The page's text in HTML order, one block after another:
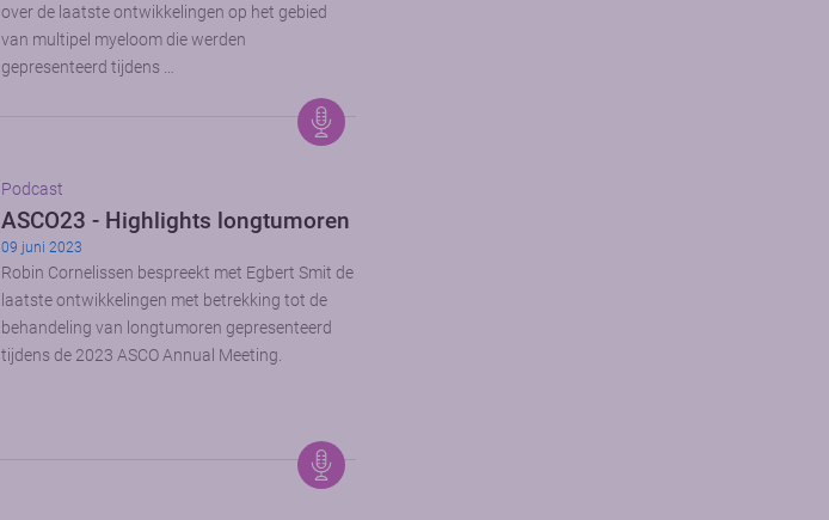
over de laatste ontwikkelingen op het gebied
van multipel myeloom die werden
gepresenteerd tijdens …
Podcast
ASCO23 - Highlights longtumoren
09 juni 2023
Robin Cornelissen bespreekt met Egbert Smit de
laatste ontwikkelingen met betrekking tot de
behandeling van longtumoren gepresenteerd
tijdens de 2023 ASCO Annual Meeting.